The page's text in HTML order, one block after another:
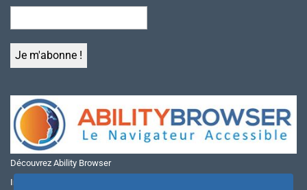
Découvrez Ability Browser
Installer Ability Browser sur Windows